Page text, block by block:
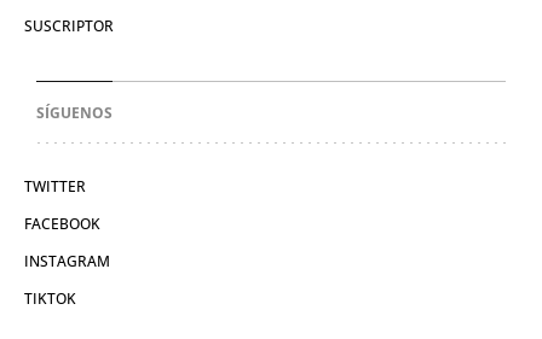
SUSCRIPTOR
SÍGUENOS
TWITTER
FACEBOOK
INSTAGRAM
TIKTOK